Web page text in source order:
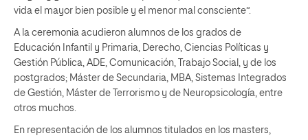
vida el mayor bien posible y el menor mal consciente”.
A la ceremonia acudieron alumnos de los grados de
Educación Infantil y Primaria, Derecho, Ciencias Políticas y
Gestión Pública, ADE, Comunicación, Trabajo Social, y de los
postgrados; Máster de Secundaria, MBA, Sistemas Integrados
de Gestión, Máster de Terrorismo y de Neuropsicología, entre
otros muchos.
En representación de los alumnos titulados en los masters,